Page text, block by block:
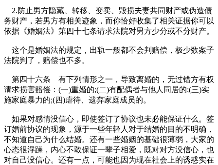
2.防止男方隐藏、转移、变卖、毁损夫妻共同财产或伪造债
务财产，若男方有相关迹象，而你恰好收集了相关证据你可以
依据《婚姻法》第四十七条请求法院对男方少分或不分财产。
这个是婚姻法的规定，出轨一般都不会判赔偿，极少数案子
法院判了，赔偿也不多。
第四十六条 有下列情形之一，导致离婚的，无过错方有权
请求损害赔偿：(一)重婚的;(二)有配偶者与他人同居的;(三)实
施家庭暴力的;(四)虐待、遗弃家庭成员的。
如果对感情没信心，即使签订了协议也未必能保证什么。签
订婚前协议的现象，源于一些年轻人对于结婚的目的不明确，
不知道自己为什么结婚。还有一些婚姻的基础很薄弱，大家的
心态很浮躁，内心不敢保证一辈子相爱，既对对方没信心，也
对自己没信心。还有一点，可能也因为现在社会上的诱惑实在